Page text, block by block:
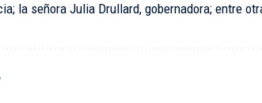
la señora Julia Drullard, gobernadora; entre